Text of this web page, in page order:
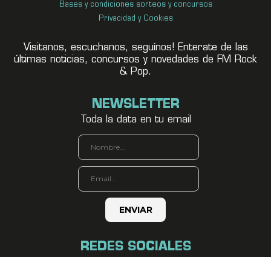
Bases y condiciones sorteos y concursos
Privacidad y Cookies
Visitanos, escuchanos, seguínos! Enterate de las
últimas noticias, concursos y novedades de FM Rock
& Pop.
NEWSLETTER
Toda la data en tu email
REDES SOCIALES